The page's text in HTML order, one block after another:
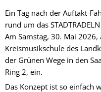
Ein Tag nach der Auftakt-
rund um das
Am Samstag, 30. Mai
Kreismusikschule des
der Grünen Wege in den
Ring 2, ein.
Das Konzept ist so einfach